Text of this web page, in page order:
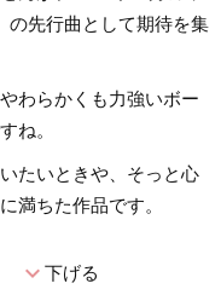
の先行曲として期待を集
わらかくも力強いボー
ね。
たいときや、そっと心
満ちた作品です。
expand_more下げる